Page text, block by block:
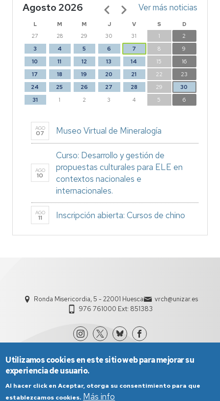
Agosto 2026
L M M J V S
D
27
28 29 30 31 1
2
3
4 5 6 7 8
9
10
11 12 13 14 15
16
17
18 19 20 21 22
23
24
25 26 27 28 29
30
31
1 2 3 4 5 6
Paginación Ver más noticias
AGO
07 Museo Virtual de Mineralogía
AGO
10
Curso: Desarrollo y gestión de
propuestas culturales para ELE en
contextos nacionales e
internacionales.
AGO
11 Inscripción abierta: Cursos de chino
Ronda Misericordia, 5 - 22001 Huesca
vrch@unizar.es
976 761000 Ext: 851383
Utilizamos cookies en este sitio web para mejorar su
experiencia de usuario.
Al hacer click en Aceptar, otorga su consentimiento para que
establezcamos cookies. Más info